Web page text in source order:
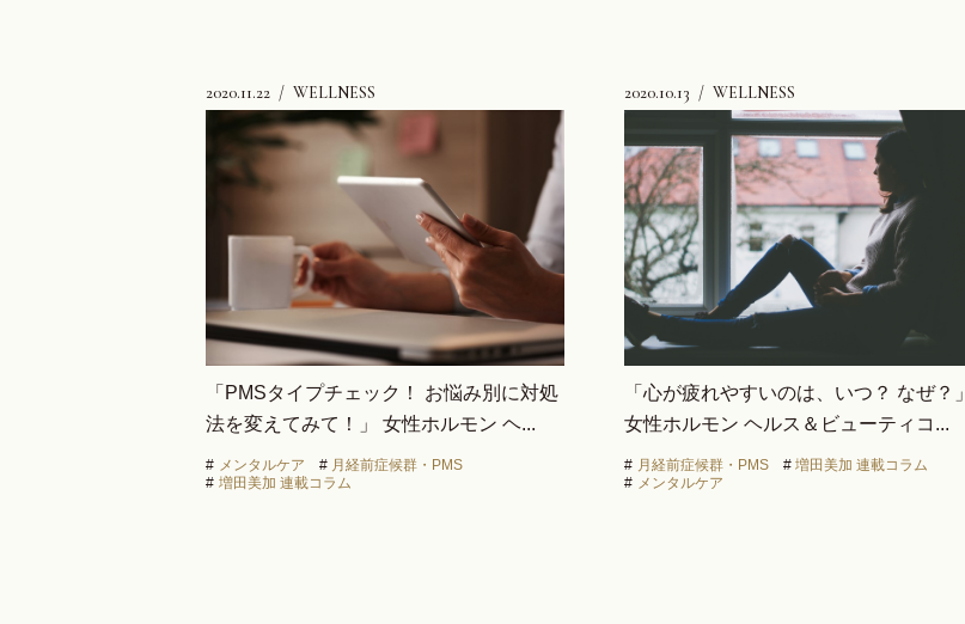
2020.11.22 WELLNESS
「PMSタイプチェック！ お悩み別に対処
法を変えてみて！」 女性ホルモン ヘ...
# メンタルケア # 月経前症候群・PMS
# 増田美加 連載コラム
2020.10.13 WELLNESS
「心が疲れやすいのは、いつ？ なぜ？」
女性ホルモン ヘルス＆ビューティコ...
# 月経前症候群・PMS # 増田美加 連載コラム
# メンタルケア